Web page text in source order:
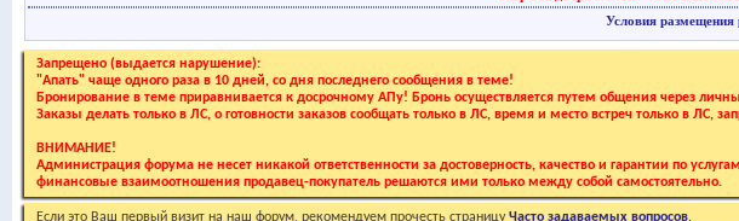
Условия
Запрещено (выдается нарушение):
"Апать" чаще одного раза в 10 дней, со дня последнего сообщения в теме!
Бронирование в теме приравнивается к досрочному АПу! Бронь осуществляется путем общения через
Заказы делать только в ЛС, о готовности заказов сообщать только в ЛС, время и место встреч только в
ВНИМАНИЕ!
Администрация форума не несет никакой ответственности за достоверность, качество и гарантии по
финансовые взаимоотношения продавец-покупатель решаются ими только между собой самостоятельно.
Если это Ваш первый визит на наш форум, рекомендуем прочесть страницуЧасто задаваемых вопросов.